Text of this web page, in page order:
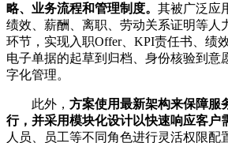
略、业务流程和管理制度。 其被广泛应
绩效、薪酬、离职、劳动关系证明等人
环节，实现入职Offer、KPI责任书、绩
电子单据的起草到归档、身份核验到意
字化管理。
此外， 方案使用最新架构来保障服
行，并采用模块化设计以快速响应客户
人员、员工等不同角色进行灵活权限配